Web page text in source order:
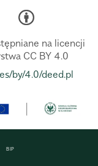
na licencji
CC BY 4.0
by/4.0/deed.pl
BIP